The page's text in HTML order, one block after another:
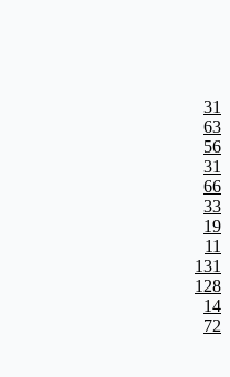
31
63
56
31
66
33
19
11
131
128
14
72